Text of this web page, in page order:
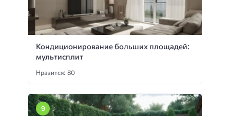
Кондиционирование больших площадей:
мультисплит
Нравится: 80